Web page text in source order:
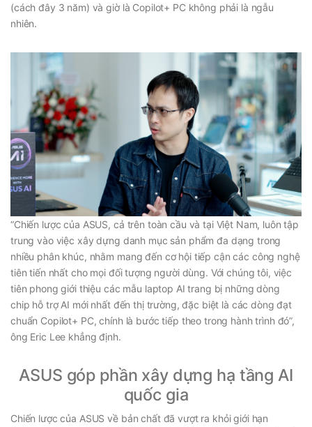
(cách đây 3 năm) và giờ là Copilot+ PC không phải là ngẫu
nhiên.
“Chiến lược của ASUS, cả trên toàn cầu và tại Việt Nam, luôn tập
trung vào việc xây dựng danh mục sản phẩm đa dạng trong
nhiều phân khúc, nhằm mang đến cơ hội tiếp cận các công nghệ
tiên tiến nhất cho mọi đối tượng người dùng. Với chúng tôi, việc
tiên phong giới thiệu các mẫu laptop AI trang bị những dòng
chip hỗ trợ AI mới nhất đến thị trường, đặc biệt là các dòng đạt
chuẩn Copilot+ PC, chính là bước tiếp theo trong hành trình đó”,
ông Eric Lee khẳng định.
ASUS góp phần xây dựng hạ tầng AI
quốc gia
Chiến lược của ASUS về bản chất đã vượt ra khỏi giới hạn